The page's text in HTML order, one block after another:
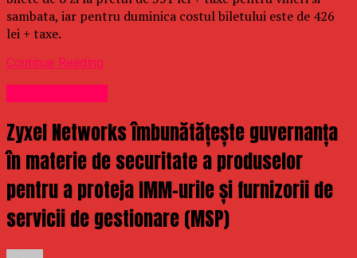
sambata, iar pentru duminica costul biletului este de 426
lei + taxe.
Continue Reading
Zyxel Networks îmbunătățește guvernanța
în materie de securitate a produselor
pentru a proteja IMM-urile și furnizorii de
servicii de gestionare (MSP)